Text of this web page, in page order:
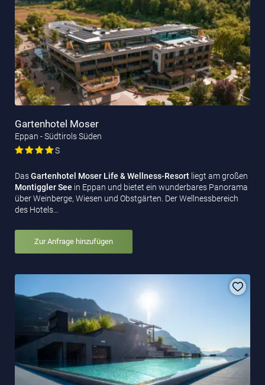
Gartenhotel Moser
Eppan - Südtirols Süden
S
DasGartenhotel Moser Life & Wellness-Resort liegt am großen
Montiggler See in Eppan und bietet ein wunderbares Panorama
über Weinberge, Wiesen und Obstgärten. Der Wellnessbereich
des Hotels…
Zur Anfrage hinzufügen